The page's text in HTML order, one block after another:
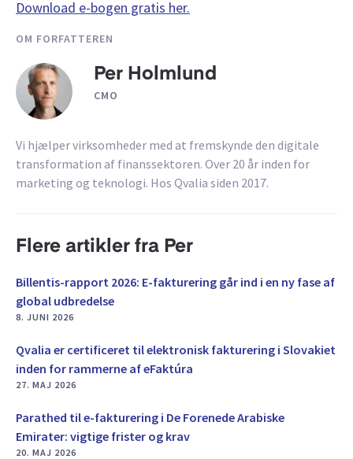
Download e-bogen gratis her.
OM FORFATTEREN
Per Holmlund
CMO
Vi hjælper virksomheder med at fremskynde den digitale
transformation af finanssektoren. Over 20 år inden for
marketing og teknologi. Hos Qvalia siden 2017.
Flere artikler fra Per
Billentis-rapport 2026: E-fakturering går ind i en ny fase af
global udbredelse
8. JUNI 2026
Qvalia er certificeret til elektronisk fakturering i Slovakiet
inden for rammerne af eFaktúra
27. MAJ 2026
Parathed til e-fakturering i De Forenede Arabiske
Emirater: vigtige frister og krav
20. MAJ 2026